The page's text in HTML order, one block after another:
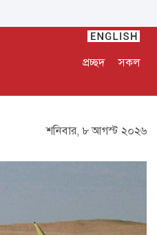
প্রচ্ছদ সকল
শনিবার, ৮ আগস্ট ২০২৬